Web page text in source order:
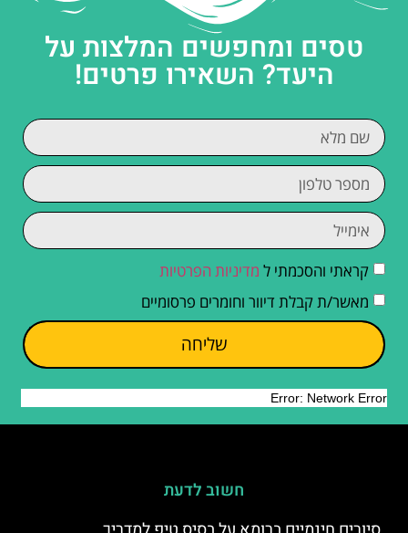
טסים ומחפשים המלצות על
היעד? השאירו פרטים!
קראתי והסכמתי ל מדיניות הפרטיות
מאשר/ת קבלת דיוור וחומרים פרסומיים
שליחה
חשוב לדעת